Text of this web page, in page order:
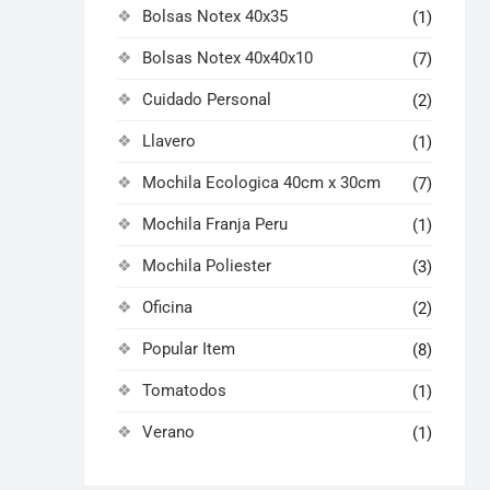
Bolsas Notex 40x35 (1)
Bolsas Notex 40x40x10 (7)
Cuidado Personal (2)
Llavero (1)
Mochila Ecologica 40cm x 30cm (7)
Mochila Franja Peru (1)
Mochila Poliester (3)
Oficina (2)
Popular Item (8)
Tomatodos (1)
Verano (1)